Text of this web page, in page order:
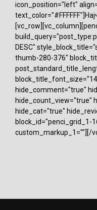
icon_position="left"
DESC"
thumb-280-376"
hide_comment="true"
hide_count_view="true"
hide_cat="true"
block_id="penci_grid_1-
custom_markup_1=""][/